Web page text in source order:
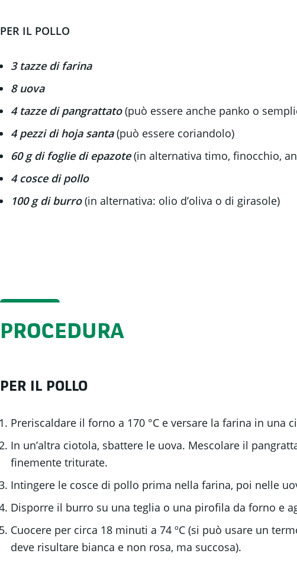
PER IL POLLO
3 tazze di farina
8 uova
4 tazze di pangrattato(può essere anche panko o
4 pezzi di hoja santa(può essere coriandolo)
60 g di foglie di epazote(in alternativa timo, finocchio,
4 cosce di pollo
100 g di burro(in alternativa: olio d’oliva o di girasole)
PROCEDURA
PER IL POLLO
Preriscaldare il forno a 170 °C e versare la farina in una
In un’altra ciotola, sbattere le uova. Mescolare il
finemente triturate.
Intingere le cosce di pollo prima nella farina, poi nelle
Disporre il burro su una teglia o una pirofila da forno e
Cuocere per circa 18 minuti a 74 ºC (si può usare un
deve risultare bianca e non rosa, ma succosa).